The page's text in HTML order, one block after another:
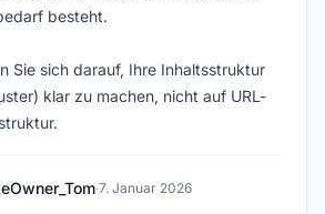
besteht.
Sie sich darauf, Ihre Inhaltsstruktur
klar zu machen, nicht auf URL-
·7. Januar 2026